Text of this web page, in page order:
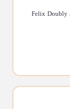
پوچ گربه فلیکس با طعم ماهی سالمون و ساردین Felix Doubly